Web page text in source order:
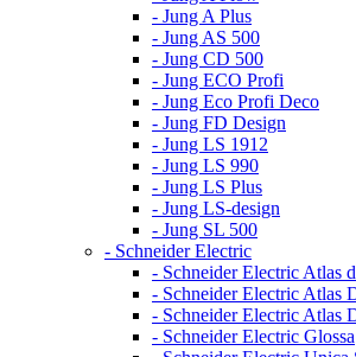
- Jung A Plus
- Jung AS 500
- Jung CD 500
- Jung ECO Profi
- Jung Eco Profi Deco
- Jung FD Design
- Jung LS 1912
- Jung LS 990
- Jung LS Plus
- Jung LS-design
- Jung SL 500
- Schneider Electric
- Schneider Electric Atlas
- Schneider Electric Atlas
- Schneider Electric Atlas
- Schneider Electric Glossa